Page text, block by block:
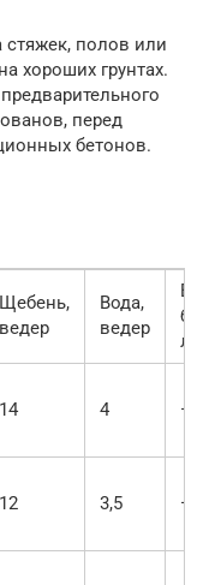
стяжек, полов или
хороших грунтах.
перед
бетонов.
Щебень,
ведер
Вода,
ведер
14 4 —
12 3,5 —